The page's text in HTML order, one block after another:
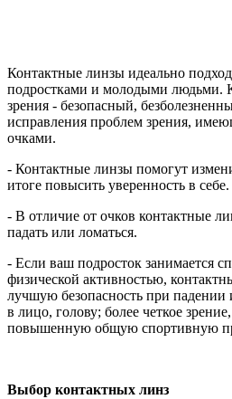
Контактные линзы идеально
подростками и молодыми людьми.
зрения - безопасный,
исправления проблем зрения,
очками.
- Контактные линзы помогут
итоге повысить уверенность в себе.
- В отличие от очков контактные
падать или ломаться.
- Если ваш подросток занимается
физической активностью,
лучшую безопасность при падении
в лицо, голову; более четкое
повышенную общую спортивную
Выбор контактных линз